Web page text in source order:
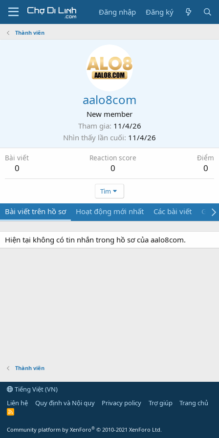
Đăng nhập Đăng ký
Thành viên
aalo8com
New member
Tham gia 11/4/26
Nhìn thấy lần cuối 11/4/26
Bài viết
0
Reaction score
0
Điểm
0
Tìm
Bài viết trên hồ sơ Hoạt động mới nhất Các bài viết Giới
Hiện tại không có tin nhắn trong hồ sơ của aalo8com.
Thành viên
Tiếng Việt (VN)
Liên hệ
Quy định và Nội quy Privacy policy Trợ giúp Trang chủ
R
Community platform by XenForo® © 2010-2021 XenForo Ltd.